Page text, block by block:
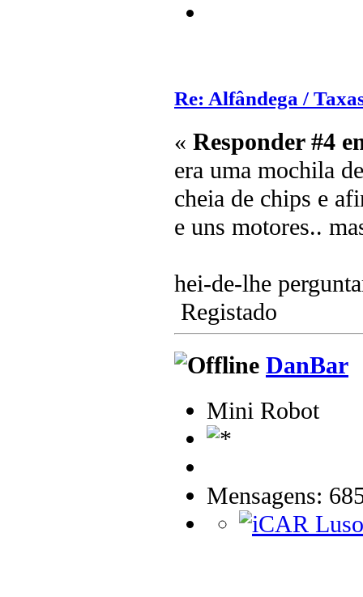
Re: Alfândega /
« Responder #4
era uma mochila
cheia de chips e
e uns motores..
hei-de-lhe
Registado
DanBar
Mini Robot
Mensagens: